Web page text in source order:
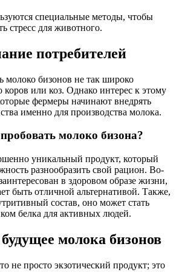
специальные методы, чтобы
стресс для животного.
потребителей
молоко бизонов не так широко
коров или коз. Однако интерес к этому
фермеры начинают внедрять
именно для производства молока.
молоко бизона?
уникальный продукт, который
разнообразить свой рацион. Во-
в здоровом образе жизни,
быть отличной альтернативой. Также,
состав, оно может стать
белка для активных людей.
молока бизонов
не просто экзотический продукт; это